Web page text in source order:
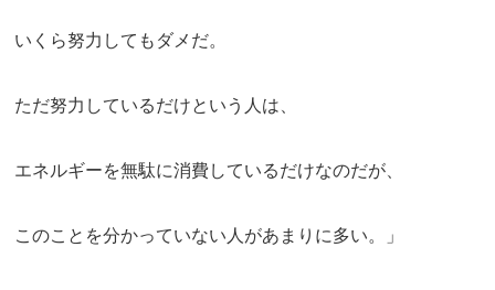
いくら努力してもダメだ。
ただ努力しているだけという人は、
エネルギーを無駄に消費しているだけなのだが、
このことを分かっていない人があまりに多い。」